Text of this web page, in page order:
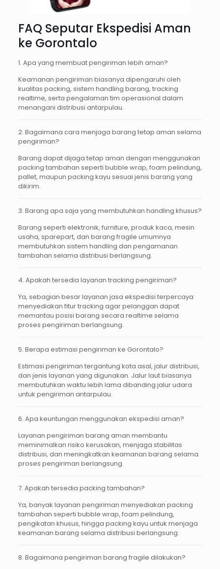
FAQ Seputar Ekspedisi Aman
ke Gorontalo
1. Apa yang membuat pengiriman lebih aman?
Keamanan pengiriman biasanya dipengaruhi oleh
kualitas packing, sistem handling barang, tracking
realtime, serta pengalaman tim operasional dalam
menangani distribusi antarpulau.
2. Bagaimana cara menjaga barang tetap aman selama
pengiriman?
Barang dapat dijaga tetap aman dengan menggunakan
packing tambahan seperti bubble wrap, foam pelindung,
pallet, maupun packing kayu sesuai jenis barang yang
dikirim.
3. Barang apa saja yang membutuhkan handling khusus?
Barang seperti elektronik, furniture, produk kaca, mesin
usaha, sparepart, dan barang fragile umumnya
membutuhkan sistem handling dan pengamanan
tambahan selama distribusi berlangsung.
4. Apakah tersedia layanan tracking pengiriman?
Ya, sebagian besar layanan jasa ekspedisi terpercaya
menyediakan fitur tracking agar pelanggan dapat
memantau posisi barang secara realtime selama
proses pengiriman berlangsung.
5. Berapa estimasi pengiriman ke Gorontalo?
Estimasi pengiriman tergantung kota asal, jalur distribusi,
dan jenis layanan yang digunakan. Jalur laut biasanya
membutuhkan waktu lebih lama dibanding jalur udara
untuk pengiriman antarpulau.
6. Apa keuntungan menggunakan ekspedisi aman?
Layanan pengiriman barang aman membantu
meminimalkan risiko kerusakan, menjaga stabilitas
distribusi, dan meningkatkan keamanan barang selama
proses pengiriman berlangsung.
7. Apakah tersedia packing tambahan?
Ya, banyak layanan pengiriman menyediakan packing
tambahan seperti bubble wrap, foam pelindung,
pengikatan khusus, hingga packing kayu untuk menjaga
keamanan barang selama distribusi berlangsung.
8. Bagaimana pengiriman barang fragile dilakukan?